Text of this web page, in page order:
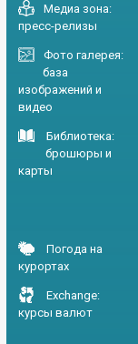
Медиа зона:
пресс-релизы
Фото галерея:
база
изображений и
видео
Библиотека:
брошюры и
карты
Погода на
курортах
Exchange:
курсы валют